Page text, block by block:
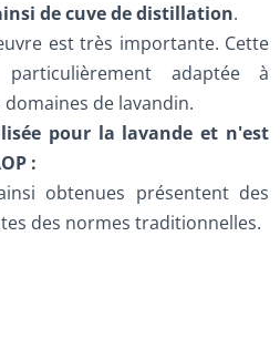
de cuve de distillation.
est très importante. Cette
adaptée à
de lavandin.
pour la lavande et n'est
:
obtenues présentent des
des normes traditionnelles.